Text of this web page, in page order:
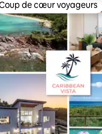
4,87 sur 5, 15
de cœur voyageurs
de cœur voyageurs